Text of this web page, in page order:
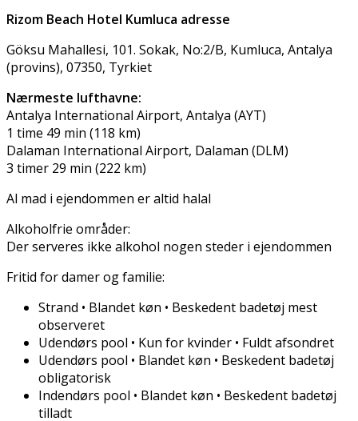
Rizom Beach Hotel Kumluca adresse
Göksu Mahallesi, 101. Sokak, No:2/B, Kumluca, Antalya
(provins), 07350, Tyrkiet
Nærmeste lufthavne:
Antalya International Airport, Antalya (AYT)
1 time 49 min (118 km)
Dalaman International Airport, Dalaman (DLM)
3 timer 29 min (222 km)
Al mad i ejendommen er altid halal
Alkoholfrie områder:
Der serveres ikke alkohol nogen steder i ejendommen
Fritid for damer og familie:
Strand • Blandet køn • Beskedent badetøj mest
observeret
Udendørs pool • Kun for kvinder • Fuldt afsondret
Udendørs pool • Blandet køn • Beskedent badetøj
obligatorisk
Indendørs pool • Blandet køn • Beskedent badetøj
tilladt